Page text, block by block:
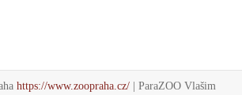
https://www.zoopraha.cz/| ParaZOO Vlašim